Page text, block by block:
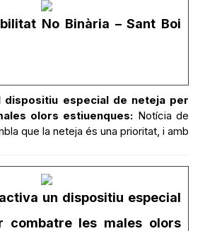
No Binària – Sant Boi
dispositiu especial de neteja per
olors estiuenques: Notícia de
que la neteja és una prioritat, i amb
un dispositiu especial
combatre les males olors